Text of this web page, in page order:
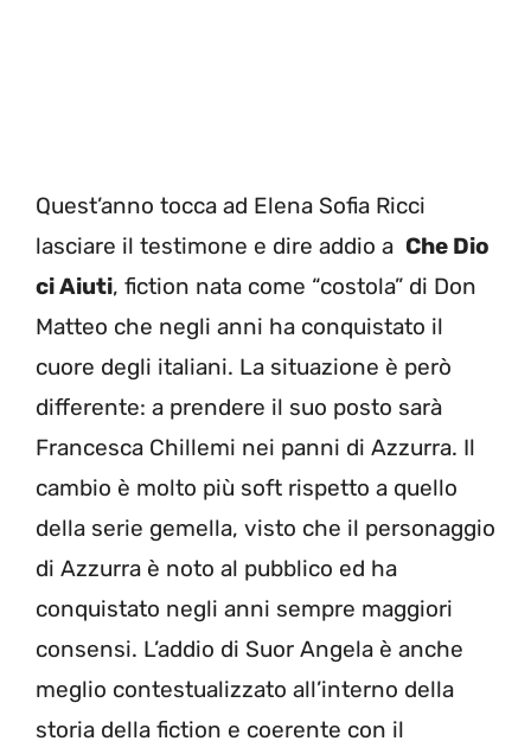
Quest’anno tocca ad Elena Sofia Ricci
lasciare il testimone e dire addio a Che Dio
ci Aiuti, fiction nata come “costola” di Don
Matteo che negli anni ha conquistato il
cuore degli italiani. La situazione è però
differente: a prendere il suo posto sarà
Francesca Chillemi nei panni di Azzurra. Il
cambio è molto più soft rispetto a quello
della serie gemella, visto che il personaggio
di Azzurra è noto al pubblico ed ha
conquistato negli anni sempre maggiori
consensi. L’addio di Suor Angela è anche
meglio contestualizzato all’interno della
storia della fiction e coerente con il